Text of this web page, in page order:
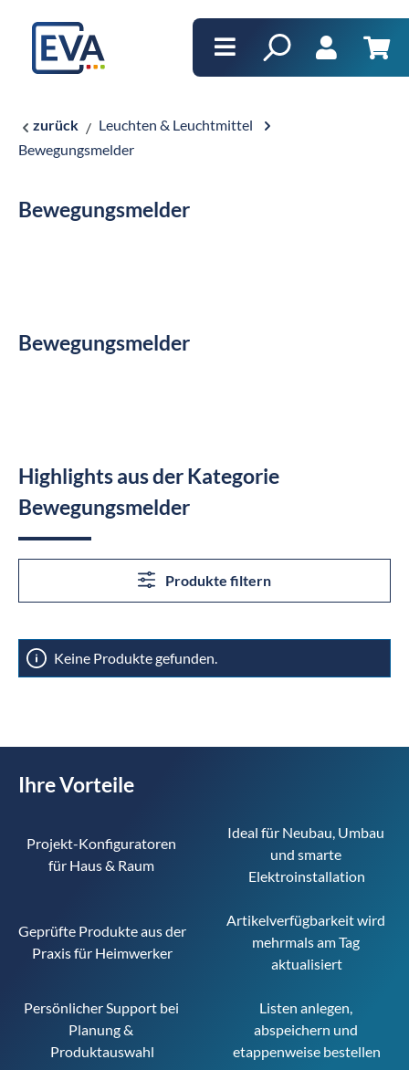
springen
zurück
Leuchten & Leuchtmittel
Bewegungsmelder
Bewegungsmelder
Bewegungsmelder
Highlights aus der Kategorie
Bewegungsmelder
Produkte filtern
Keine Produkte gefunden.
Ihre Vorteile
Projekt-Konfiguratoren
für Haus & Raum
Ideal für Neubau, Umbau
und smarte
Elektroinstallation
Geprüfte Produkte aus der
Praxis für Heimwerker
Artikelverfügbarkeit wird
mehrmals am Tag
aktualisiert
Persönlicher Support bei
Planung &
Produktauswahl
Listen anlegen,
abspeichern und
etappenweise bestellen